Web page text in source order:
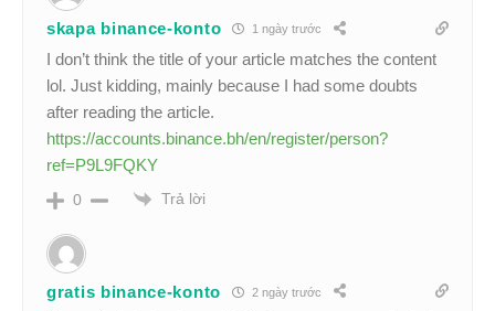
skapa binance-konto 1 ngày trước
I don’t think the title of your article matches the content
lol. Just kidding, mainly because I had some doubts
after reading the article.
https://accounts.binance.bh/en/register/person?
ref=P9L9FQKY
0 Trả lời
gratis binance-konto 2 ngày trước